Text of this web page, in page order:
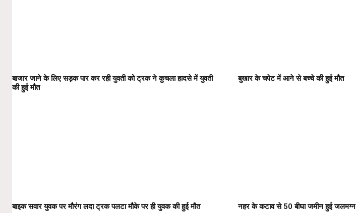
बाजार जाने के लिए सड़क पार कर रही युवती को ट्रक ने कुचला हादसे में युवती
की हुई मौत
बुखार के चपेट में आने से बच्चे की हुई मौत
बाइक सवार युवक पर मौरंग लदा ट्रक पलटा मौके पर ही युवक की हुई मौत नहर के कटाव से 50 बीघा जमीन हुई जलमग्न